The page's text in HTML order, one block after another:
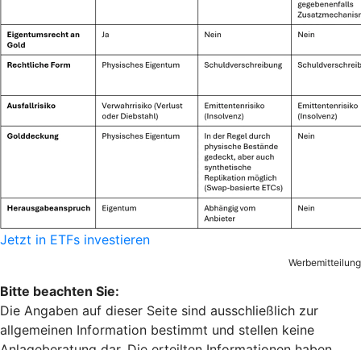
Jetzt in ETFs investieren
Werbemitteilung
Bitte beachten Sie:
Die Angaben auf dieser Seite sind ausschließlich zur
allgemeinen Information bestimmt und stellen keine